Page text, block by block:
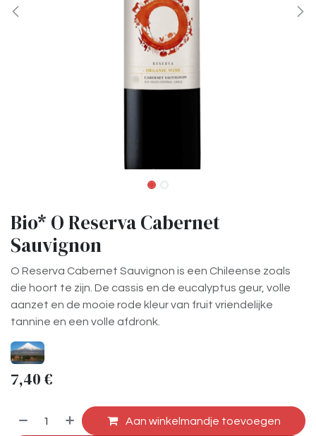
Bio* O Reserva Cabernet
Sauvignon
O Reserva Cabernet Sauvignon is een Chileense zoals
die hoort te zijn. De cassis en de eucalyptus geur, volle
aanzet en de mooie rode kleur van fruit vriendelijke
tannine en een volle afdronk.
7,40 €
Aan winkelmandje toevoegen